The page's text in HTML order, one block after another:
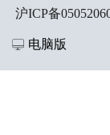
沪ICP备
电脑版